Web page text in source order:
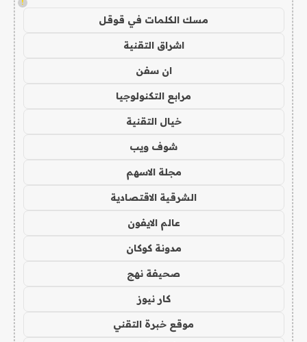
!
مسك الكلمات في قوقل
اشراق التقنية
ان سفن
مرابع التكنولوجيا
خيال التقنية
شوف ويب
مجلة الاسهم
الشرقية الاقتصادية
عالم الايفون
مدونة كوكان
صحيفة نهج
كار نيوز
موقع خبرة التقني